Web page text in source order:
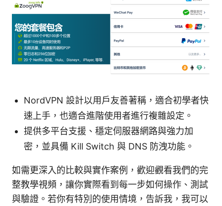
NordVPN 設計以用戶友善著稱，適合初學者快
速上手，也適合進階使用者進行複雜設定。
提供多平台支援、穩定伺服器網路與強力加
密，並具備 Kill Switch 與 DNS 防洩功能。
如需更深入的比較與實作案例，歡迎觀看我們的完
整教學視頻，讓你實際看到每一步如何操作、測試
與驗證。若你有特別的使用情境，告訴我，我可以